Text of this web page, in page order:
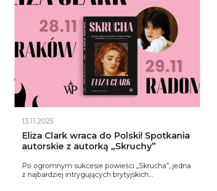
13.11.2025
Eliza Clark wraca do Polski! Spotkania
autorskie z autorką „Skruchy”
Po ogromnym sukcesie powieści „Skrucha”, jedna
z najbardziej intrygujących brytyjskich...